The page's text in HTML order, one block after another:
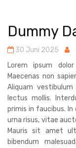
Dummy
30 Juni 2025
Lorem ipsum
Maecenas non
Aliquam
lectus mollis.
primis in faucibus.
urna risus, vitae
Mauris sit amet
bibendum